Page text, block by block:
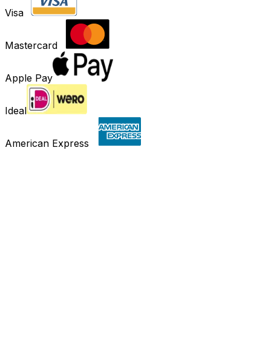
Visa
Mastercard
Apple Pay
Ideal
American Express